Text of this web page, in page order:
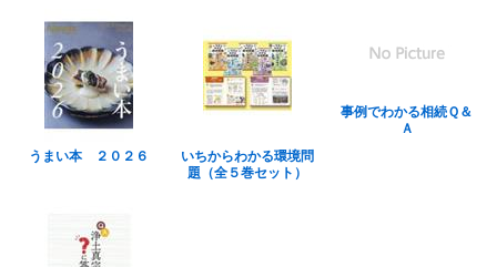
うまい本 ２０２６
いちからわかる環境問
題（全５巻セット）
事例でわかる相続Ｑ＆
Ａ